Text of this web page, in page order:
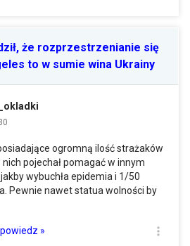
że rozprzestrzenianie się
to w sumie wina Ukrainy
ogromną ilość strażaków
pojechał pomagać w innym
wybuchła epidemia i 1/50
Pewnie nawet statua wolności by
»